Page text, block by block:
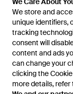
We store and
unique identifiers,
tracking
consent will
content and ads
can change your
clicking the
more details, refer
We store and
unique identifiers,
tracking
consent will
content and ads
can change your
clicking the
more details, refer
REBAJAS